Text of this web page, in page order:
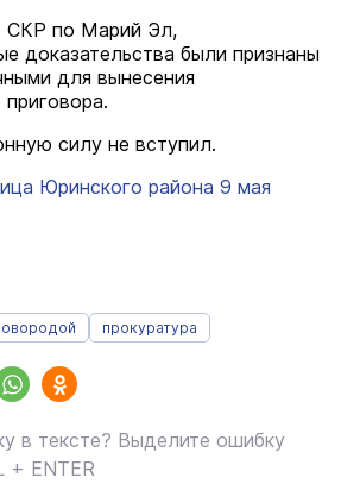
СКР по Марий Эл,
доказательства были признаны
для вынесения
силу не вступил.
Юринского района 9 мая
прокуратура
в тексте? Выделите ошибку
+ ENTER